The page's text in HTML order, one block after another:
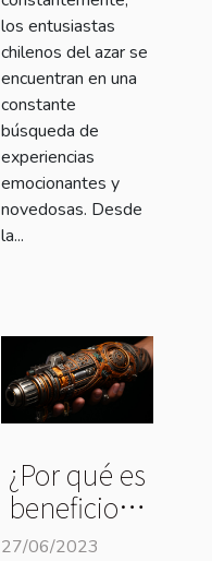
los entusiastas
chilenos del azar se
encuentran en una
constante
búsqueda de
experiencias
emocionantes y
novedosas. Desde
la...
¿Por qué es
beneficioso
hacerse
27/06/2023